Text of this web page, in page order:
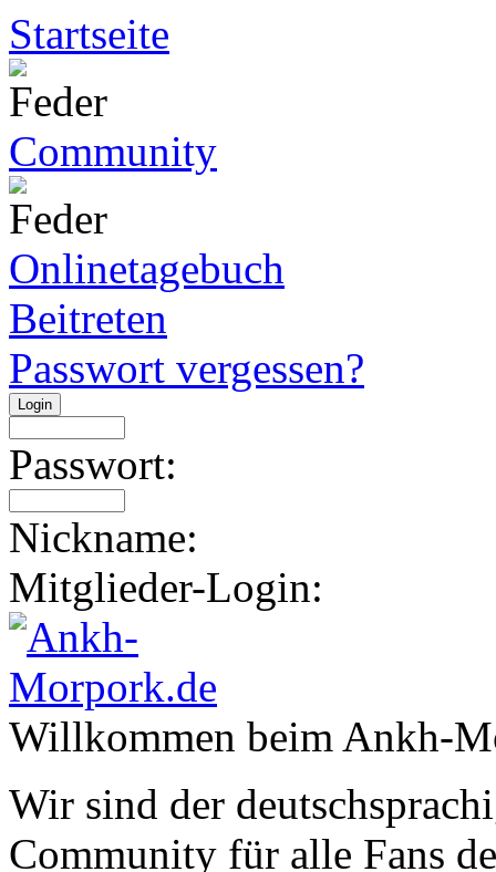
Startseite
Community
Onlinetagebuch
Beitreten
Passwort vergessen?
Passwort:
Nickname:
Mitglieder-Login:
Willkommen beim Ankh-
Wir sind der
Community für alle Fans